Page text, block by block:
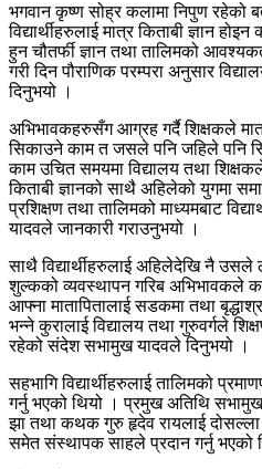
भगवान कृष्ण सोह्र कलामा निपुण रहेको
विद्यार्थीहरुलाई मात्र किताबी ज्ञान
हुन चौतर्फी ज्ञान तथा तालिमको
गरी दिन पौराणिक परम्परा अनुसार
दिनुभयो ।
अभिभावकहरुसँग आग्रह गर्दै शिक्षकले
सिकाउने काम त जसले पनि जहिले पनि
काम उचित समयमा विद्यालय तथा
किताबी ज्ञानको साथै अहिलेको युगमा
प्रशिक्षण तथा तालिमको माध्यमबाट
यादवले जानकारी गराउनुभयो ।
साथै विद्यार्थीहरुलाई अहिलेदेखि नै उसले
शुल्कको व्यवस्थापन गरिब अभिभावकले
आफ्ना मातापितालाई सडकमा तथा
भन्ने कुरालाई विद्यालय तथा गुरुवर्गले
रहेको संदेश सभामुख यादवले दिनुभयो ।
सहभागि विद्यार्थीहरुलाई तालिमको
गर्नु भएको थियो । प्रमुख अतिथि
झा तथा कथक गुरु हृदेव रायलाई दोसल्ला
समेत संस्थापक साहले प्रदान गर्नु भएको